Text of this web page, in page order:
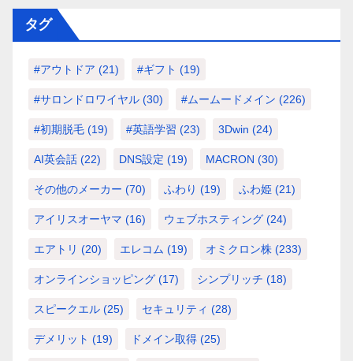
タグ
#アウトドア (21) #ギフト (19)
#サロンドロワイヤル (30) #ムームードメイン (226)
#初期脱毛 (19) #英語学習 (23) 3Dwin (24)
AI英会話 (22) DNS設定 (19) MACRON (30)
その他のメーカー (70) ふわり (19) ふわ姫 (21)
アイリスオーヤマ (16) ウェブホスティング (24)
エアトリ (20) エレコム (19) オミクロン株 (233)
オンラインショッピング (17) シンプリッチ (18)
スピークエル (25) セキュリティ (28)
デメリット (19) ドメイン取得 (25)